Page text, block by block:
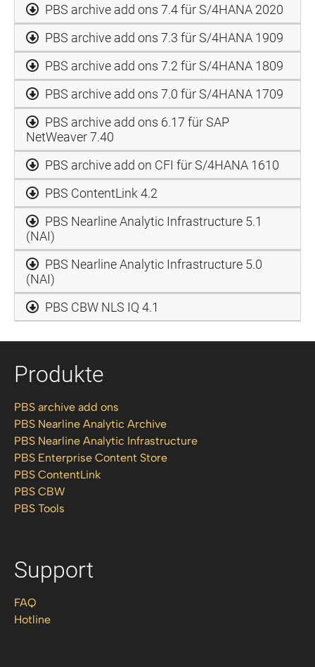
PBS archive add ons 7.4 für S/4HANA 2020
PBS archive add ons 7.3 für S/4HANA 1909
PBS archive add ons 7.2 für S/4HANA 1809
PBS archive add ons 7.0 für S/4HANA 1709
PBS archive add ons 6.17 für SAP
NetWeaver 7.40
PBS archive add on CFI für S/4HANA 1610
PBS ContentLink 4.2
PBS Nearline Analytic Infrastructure 5.1
(NAI)
PBS Nearline Analytic Infrastructure 5.0
(NAI)
PBS CBW NLS IQ 4.1
Produkte
PBS archive add ons
PBS Nearline Analytic Archive
PBS Nearline Analytic Infrastructure
PBS Enterprise Content Store
PBS ContentLink
PBS CBW
PBS Tools
Support
FAQ
Hotline